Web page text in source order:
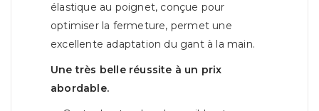
élastique au poignet, conçue pour
optimiser la fermeture, permet une
excellente adaptation du gant à la main.
Une très belle réussite à un prix
abordable.